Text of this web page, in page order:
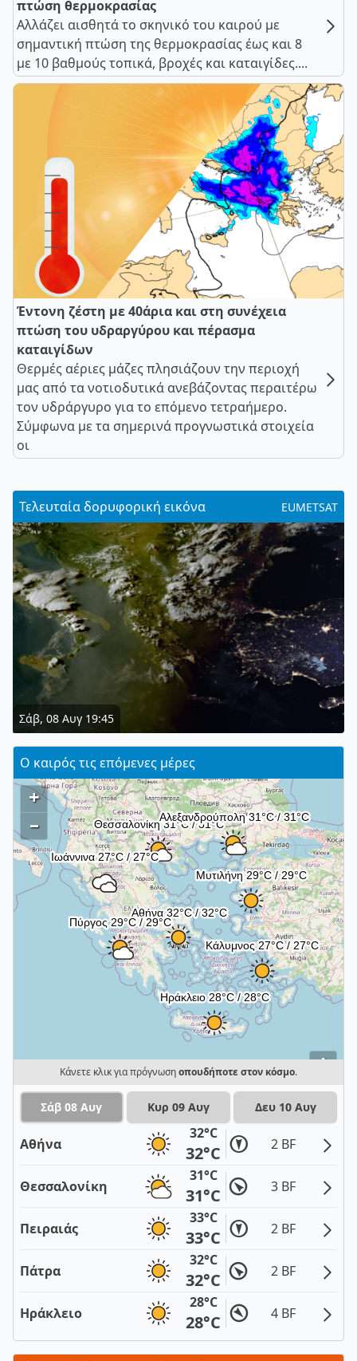
πτώση θερμοκρασίας
Αλλάζει αισθητά το σκηνικό του καιρού με
σημαντική πτώση της θερμοκρασίας έως και 8
με 10 βαθμούς τοπικά, βροχές και καταιγίδες....
Έντονη ζέστη με 40άρια και στη συνέχεια
πτώση του υδραργύρου και πέρασμα
καταιγίδων
Θερμές αέριες μάζες πλησιάζουν την περιοχή
μας από τα νοτιοδυτικά ανεβάζοντας περαιτέρω
τον υδράργυρο για το επόμενο τετραήμερο.
Σύμφωνα με τα σημερινά προγνωστικά στοιχεία
οι
Τελευταία δορυφορική εικόνα EUMETSAT
Σάβ, 08 Αυγ 19:45
Ο καιρός τις επόμενες μέρες
i
+
–
Κάνετε κλικ για πρόγνωσηοπουδήποτε στον κόσμο.
Σάβ 08 Αυγ Κυρ 09 Αυγ Δευ 10 Αυγ
Αθήνα
32°C
32°C 2 BF
Θεσσαλονίκη
31°C
31°C 3 BF
Πειραιάς
33°C
33°C 2 BF
Πάτρα
32°C
32°C 2 BF
Ηράκλειο
28°C
28°C 4 BF